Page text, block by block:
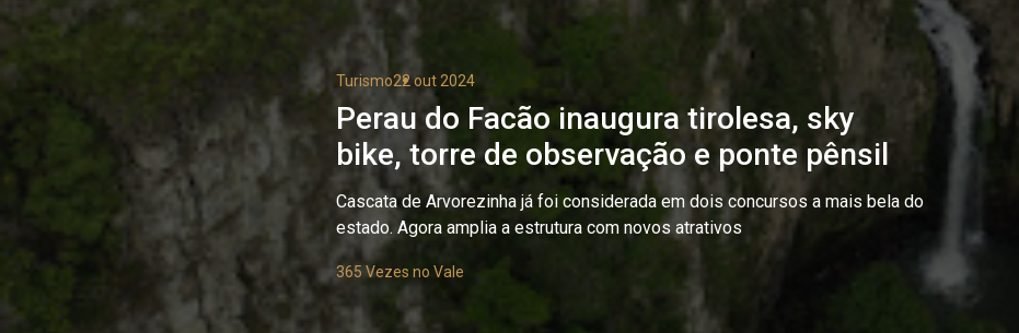
Turismo22 out 2024
Perau do Facão inaugura tirolesa, sky
bike, torre de observação e ponte pênsil
Cascata de Arvorezinha já foi considerada em dois concursos a mais bela do
estado. Agora amplia a estrutura com novos atrativos
365 Vezes no Vale